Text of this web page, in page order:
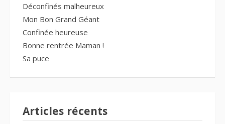
Déconfinés malheureux
Mon Bon Grand Géant
Confinée heureuse
Bonne rentrée Maman !
Sa puce
Articles récents